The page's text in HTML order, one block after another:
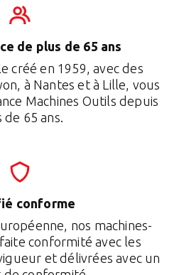
de plus de 65 ans
créé en 1959, avec des
à Nantes et à Lille, vous
Machines Outils depuis
de 65 ans.
conforme
nos machines-
conformité avec les
et délivrées avec un